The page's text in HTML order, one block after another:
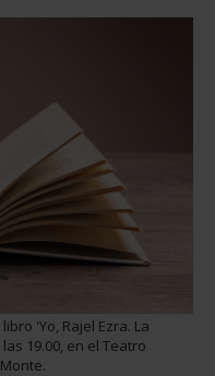
'Yo, Rajel Ezra. La
19.00, en el Teatro